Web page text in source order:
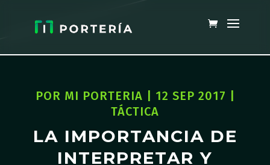
POR MI PORTERIA 12 SEP 2017
TÁCTICA
LA IMPORTANCIA DE
INTERPRETAR Y